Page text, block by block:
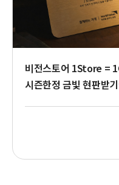
비전스토어 1Store =
시즌한정 금빛 현판받기